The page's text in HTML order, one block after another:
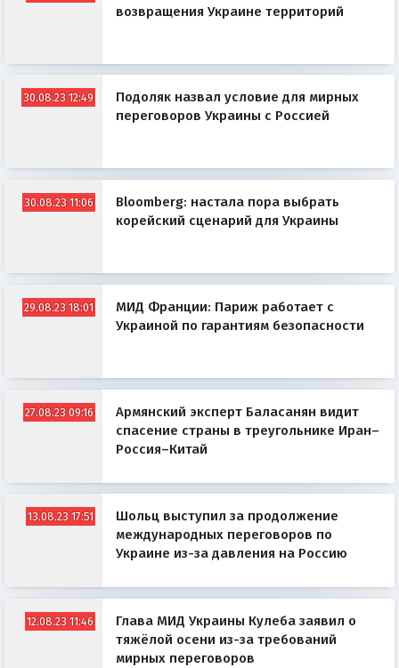
возвращения Украине территорий
30.08.23 12:49
Подоляк назвал условие для мирных
переговоров Украины с Россией
30.08.23 11:06
Bloomberg: настала пора выбрать
корейский сценарий для Украины
29.08.23 18:01
МИД Франции: Париж работает с
Украиной по гарантиям безопасности
27.08.23 09:16
Армянский эксперт Баласанян видит
спасение страны в треугольнике Иран–
Россия–Китай
13.08.23 17:51
Шольц выступил за продолжение
международных переговоров по
Украине из-за давления на Россию
12.08.23 11:46
Глава МИД Украины Кулеба заявил о
тяжёлой осени из-за требований
мирных переговоров